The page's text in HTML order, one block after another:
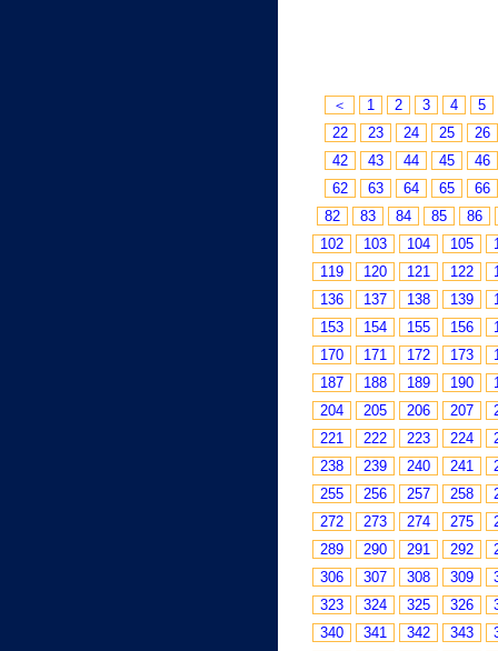
＜ 1 2 3 4
5
22
23 24 25
26
42
43 44 45
46
62
63 64 65
66
82
83 84 85
86
102
103 104 105
119
120 121 122
136
137 138 139
153
154 155 156
170
171 172 173
187
188 189 190
204
205 206 207
221
222 223 224
238
239 240 241
255
256 257 258
272
273 274 275
289
290 291 292
306
307 308 309
323
324 325 326
340
341 342 343